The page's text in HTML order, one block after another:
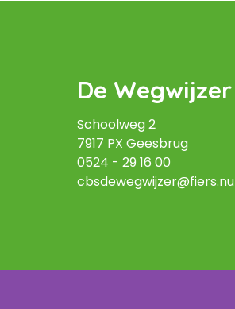
De Wegwijzer
Schoolweg 2
7917 PX Geesbrug
0524 - 29 16 00
cbsdewegwijzer@fiers.nu